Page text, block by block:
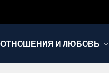
ОТНОШЕНИЯ И ЛЮБОВЬ